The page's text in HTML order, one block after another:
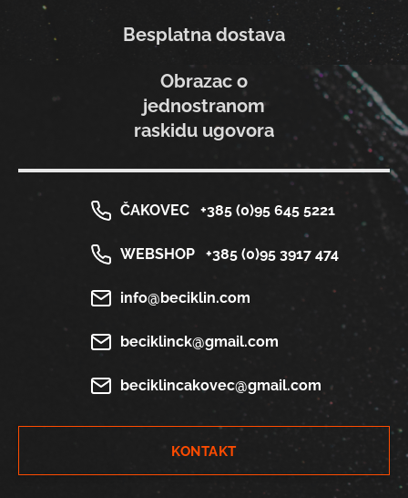
Besplatna dostava
Obrazac o
jednostranom
raskidu ugovora
ČAKOVEC +385 (0)95 645 5221
WEBSHOP +385 (0)95 3917 474
info@beciklin.com
beciklinck@gmail.com
beciklincakovec@gmail.com
KONTAKT